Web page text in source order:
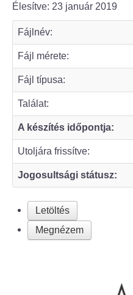
Bölcske település
Bölcske történelme
Mi újság Bölcskén?
Értéktár bizottság
Turizmus
Látnivalók
Szállások
Egyházak, civilek
Élesítve: 23 január 2019
Fájlnév:
Fájl mérete:
Fájl típusa:
Találat:
A készítés időpontja:
Utoljára frissítve:
Jogosultsági státusz:
Letöltés
Megnézem